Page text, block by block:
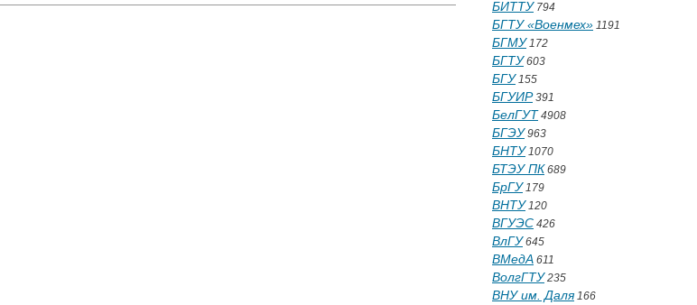
БИТТУ794
БГТУ «Военмех» 1191
БГМУ172
БГТУ603
БГУ155
БГУИР391
БелГУТ 4908
БГЭУ963
БНТУ1070
БТЭУ ПК 689
БрГУ179
ВНТУ120
ВГУЭС 426
ВлГУ645
ВМедА 611
ВолгГТУ235
ВНУ им. Даля166